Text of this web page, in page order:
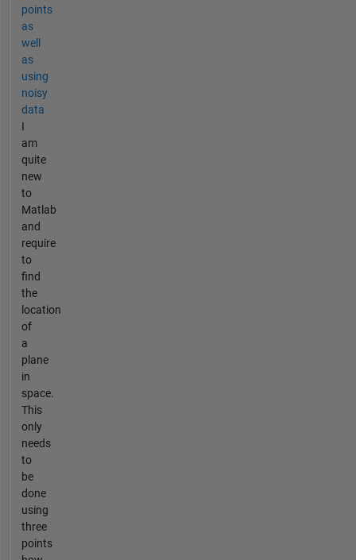
points
as
well
as
using
noisy
data
I
am
quite
new
to
Matlab
and
require
to
find
the
location
of
a
plane
in
space.
This
only
needs
to
be
done
using
three
points